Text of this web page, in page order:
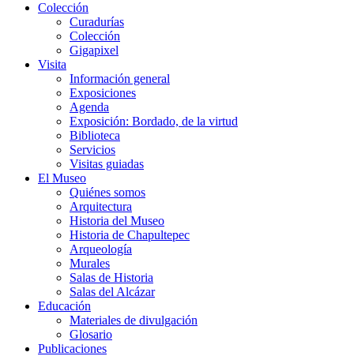
Colección
Curadurías
Colección
Gigapixel
Visita
Información general
Exposiciones
Agenda
Exposición: Bordado, de la virtud
Biblioteca
Servicios
Visitas guiadas
El Museo
Quiénes somos
Arquitectura
Historia del Museo
Historia de Chapultepec
Arqueología
Murales
Salas de Historia
Salas del Alcázar
Educación
Materiales de divulgación
Glosario
Publicaciones